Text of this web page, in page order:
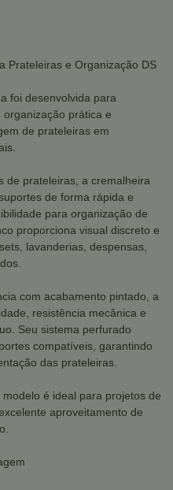
Prateleiras e Organização DS
foi desenvolvida para
prática e
de prateleiras em
de prateleiras, a cremalheira
de forma rápida e
para organização de
proporciona visual discreto e
lavanderias, despensas,
com acabamento pintado, a
resistência mecânica e
Seu sistema perfurado
compatíveis, garantindo
das prateleiras.
é ideal para projetos de
aproveitamento de